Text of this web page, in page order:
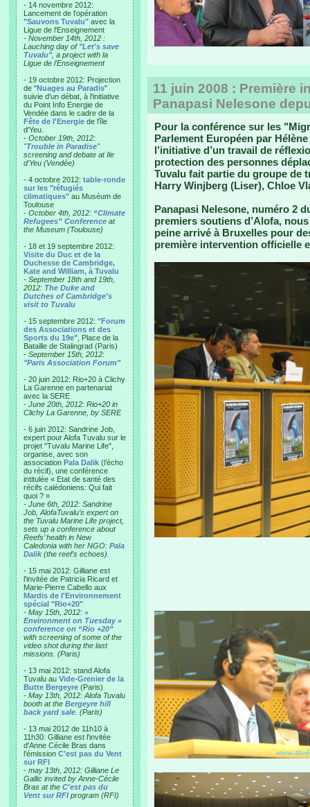
- 14 novembre 2012:
Lancement de l'opération
"Sauvons Tuvalu" avec la
Ligue de l'Enseignement
- November 14th, 2012 :
Lauching day of "Let's save
Tuvalu", a project with la
Ligue de l'Enseignement
- 19 octobre 2012: Projection
de "Nuages au Paradis"
suivie d'un débat, à l'initiative
du Point Info Energie de
Vendée dans le cadre de la
Fête de l'Energie de l'île
d'Yeu.
- October 19th, 2012:
"Trouble in Paradise"
screening and debate at Ile
d'Yeu (Vendée)
- 4 octobre 2012: table-ronde
sur les "réfugiés
climatiques" au Muséum de
Toulouse
- October 4th, 2012: “Climate
Refugees” Conference at
the Museum (Toulouse)
- 18 et 19 septembre 2012:
Visite du Duc et de la
Duchesse de Cambridge,
Kate and William, à Tuvalu
- September 18th and 19th,
2012: The Duke and
Dutches of Cambridge's
visit to Tuvalu
- 15 septembre 2012: "Forum
des Associations et des
Sports du 19e" , Place de la
Bataille de Stalingrad (Paris)
- September 15th, 2012:
"Paris Association Forum"
- 20 juin 2012: Rio+20 à Clichy
La Garenne en partenariat
avec la SERE
- June 20th, 2012: Rio+20 in
Clichy La Garenne, by SERE
- 6 juin 2012: Sandrine Job,
expert pour Alofa Tuvalu sur le
projet "Tuvalu Marine Life",
organise, avec son
association Pala Dalik (l’écho
du récif), une conférence
intitulée « Etat de santé des
récifs calédoniens: Qui fait
quoi ? »
- June 6th, 2012: Sandrine
Job, AlofaTuvalu’s expert on
the Tuvalu Marine Life project,
sets up a conference about
Reefs’ health in New
Caledonia with her NGO: Pala
Dalik (the reef’s echoes).
- 15 mai 2012: Gilliane est
l'invitée de Patricia Ricard et
Marie-Pierre Cabello aux
Mardis de l'Environnement
spécial "Rio+20"
- May 15th, 2012: «
Environment on Tuesday »
conference on “Rio +20”
with screening of some of the
video shot during the last
missions. (Paris)
- 13 mai 2012: stand Alofa
Tuvalu au Vide-Grenier de la
Butte Bergeyre (Paris)
- May 13th, 2012: Alofa Tuvalu
booth at the Bergeyre hill
back yard sale . (Paris)
- 13 mai 2012 de 11h10 à
11h30: Gilliane est l'invitée
d'Anne Cécile Bras dans
l'émission C'est pas du Vent
sur RFI
- may 13th, 2012: Gilliane Le
Gallic invited by Anne-Cécile
Bras at the C'est pas du
Vent sur RFI program (RFI)
11 juin 2008 : Première
Panapasi Nelesone
Pour la conférence sur les
Parlement Européen par
l’initiative d’un travail de
protection des personnes
Tuvalu fait partie du groupe de
Harry Winjberg (Liser), Chloe
Panapasi Nelesone, numéro 2
premiers soutiens d’Alofa,
peine arrivé à Bruxelles pour
première intervention officielle